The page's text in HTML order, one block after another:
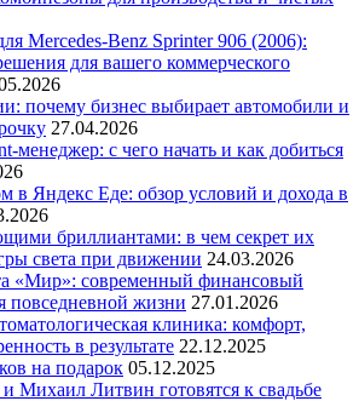
Mercedes-Benz Sprinter 906 (2006):
для вашего коммерческого
почему бизнес выбирает автомобили и
27.04.2026
менеджер: с чего начать и как добиться
в Яндекс Еде: обзор условий и дохода в
бриллиантами: в чем секрет их
света при движении 24.03.2026
«Мир»: современный финансовый
повседневной жизни 27.01.2026
клиника: комфорт,
в результате 22.12.2025
на подарок 05.12.2025
Михаил Литвин готовятся к свадьбе